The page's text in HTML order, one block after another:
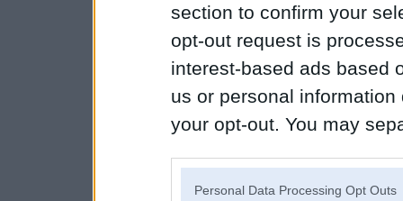
section to confirm your
opt-out request is
interest-based ads based
us or personal
your opt-out. You may
Personal Data Processing Opt Outs